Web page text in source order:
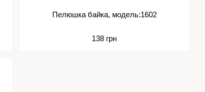
Пелюшка байка, модель:1602
138 грн